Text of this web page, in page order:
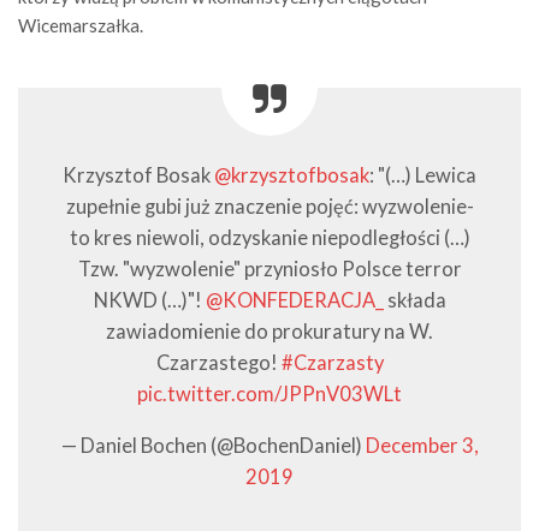
Wicemarszałka.
Krzysztof Bosak @krzysztofbosak: "(…) Lewica
zupełnie gubi już znaczenie pojęć: wyzwolenie-
to kres niewoli, odzyskanie niepodległości (…)
Tzw. "wyzwolenie" przyniosło Polsce terror
NKWD (…)"! @KONFEDERACJA_ składa
zawiadomienie do prokuratury na W.
Czarzastego! #Czarzasty
pic.twitter.com/JPPnV03WLt
— Daniel Bochen (@BochenDaniel) December 3,
2019